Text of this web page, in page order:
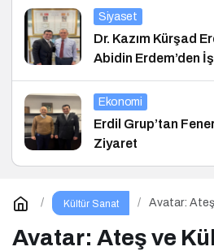
Siyaset
Dr. Kazım Kürşad
Abidin Erdem’den
Ekonomi
Erdil Grup’tan
Ziyaret
Kültür Sanat
Avatar:
Avatar: Ateş ve